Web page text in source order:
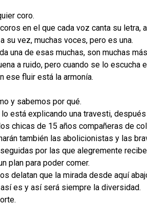
coro.
en el que cada voz canta su letra,
su vez, muchas voces, pero es una.
una de esas muchas, son muchas
a ruido, pero cuando se lo escucha
ese fluir está la armonía.
y sabemos por qué.
está explicando una travesti,
chicas de 15 años compañeras de
también las abolicionistas y las
por las que alegremente
plan para poder comer.
delatan que la mirada desde aquí
es y así será siempre la diversidad.